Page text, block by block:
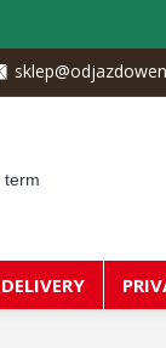
DELIVERY